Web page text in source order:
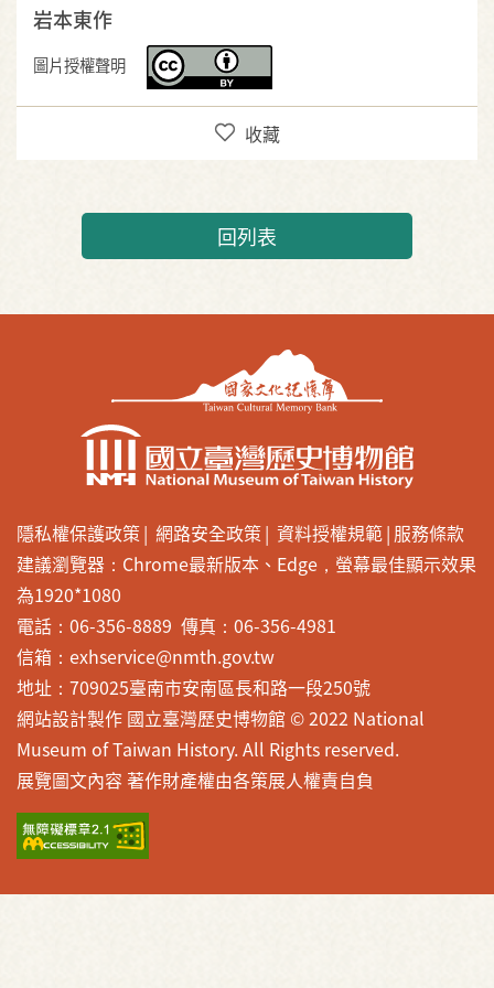
岩本東作
圖片授權聲明
收藏
回列表
隱私權保護政策 網路安全政策 資料授權規範 服務條款
建議瀏覽器：Chrome最新版本、Edge，螢幕最佳顯示效果
為1920*1080
電話：06-356-8889 傳真：06-356-4981
信箱：exhservice@nmth.gov.tw
地址：709025臺南市安南區長和路一段250號
網站設計製作 國立臺灣歷史博物館 © 2022 National
Museum of Taiwan History. All Rights reserved.
展覽圖文內容 著作財產權由各策展人權責自負